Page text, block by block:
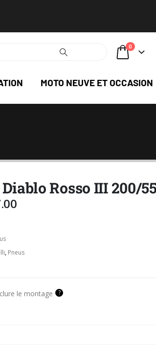
0
MOTO NEUVE ET OCCASION
Rosso III 200/
, Pneus
le montage ?